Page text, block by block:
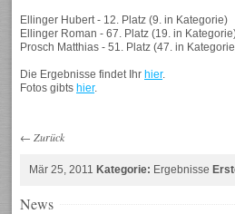
Ellinger Hubert - 12. Platz (9. in Kategorie)
Ellinger Roman - 67. Platz (19. in
Prosch Matthias - 51. Platz (47. in
Die Ergebnisse findet Ihrhier.
Fotos gibtshier.
← Zurück
Mär 25, 2011Kategorie: Ergebnisse
News